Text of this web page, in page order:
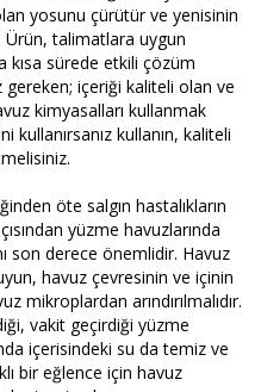
yosunu çürütür ve yenisinin
talimatlara uygun
kısa sürede etkili çözüm
içeriği kaliteli olan ve
kimyasalları kullanmak
kullanırsanız kullanın, kaliteli
öte salgın hastalıkların
yüzme havuzlarında
son derece önemlidir. Havuz
havuz çevresinin ve içinin
mikroplardan arındırılmalıdır.
vakit geçirdiği yüzme
içerisindeki su da temiz ve
bir eğlence için havuz